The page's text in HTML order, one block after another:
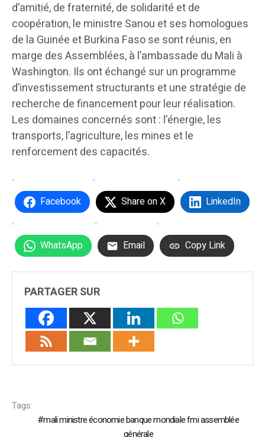
d’amitié, de fraternité, de solidarité et de
coopération, le ministre Sanou et ses homologues
de la Guinée et Burkina Faso se sont réunis, en
marge des Assemblées, à l’ambassade du Mali à
Washington. Ils ont échangé sur un programme
d’investissement structurants et une stratégie de
recherche de financement pour leur réalisation.
Les domaines concernés sont : l’énergie, les
transports, l’agriculture, les mines et le
renforcement des capacités.
Facebook Share on X LinkedIn
WhatsApp Email Copy Link
PARTAGER SUR
Tags:
mali ministre économie banque mondiale fmi assemblée
générale